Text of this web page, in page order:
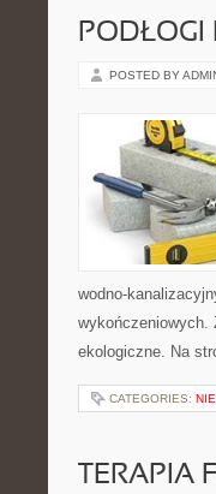
PODŁOGI
POSTED BY
wodno-
wykończeniowych.
ekologiczne. Na
CATEGORIES:
TERAPIA